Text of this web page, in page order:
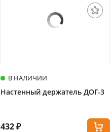
В НАЛИЧИИ
Настенный держатель ДОГ-3
432 ₽